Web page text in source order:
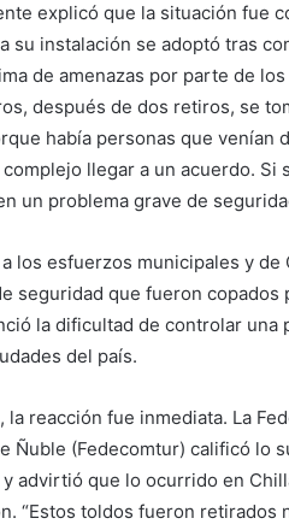
explicó que la situación fue
su instalación se adoptó tras
de amenazas por parte de
después de dos retiros, se
había personas que venían
llegar a un acuerdo. Si
un problema grave de
los esfuerzos municipales y de
seguridad que fueron copados
la dificultad de controlar una
del país.
la reacción fue inmediata. La
Ñuble (Fedecomtur) calificó lo
y advirtió que lo ocurrido en
“Estos toldos fueron retirados